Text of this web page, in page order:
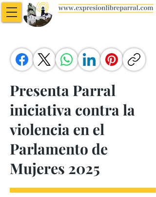
Presenta Parral
iniciativa contra la
violencia en el
Parlamento de
Mujeres 2025